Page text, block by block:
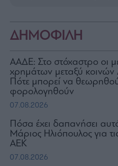
ΔΗΜΟΦΙΛΗ
ΑΑΔΕ: Στο στόχαστρο οι
χρημάτων μεταξύ
Πότε μπορεί να
φορολογηθούν
07.08.2026
Πόσα έχει δαπανήσει
Μάριος Ηλιόπουλος για
ΑΕΚ
07.08.2026